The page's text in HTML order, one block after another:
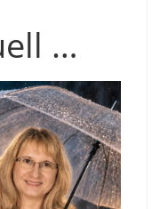
…